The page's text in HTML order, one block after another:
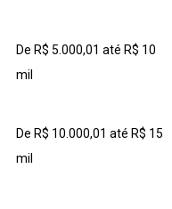
De R$ 5.000,01 até R$ 10
mil
De R$ 10.000,01 até R$ 15
mil